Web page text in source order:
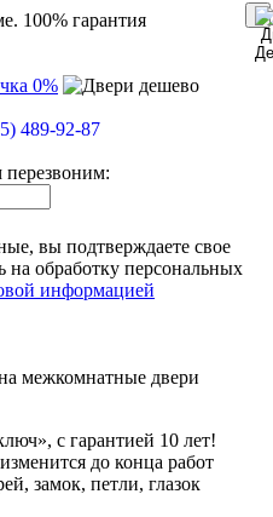
100% гарантия
0%
489-92-87
вы подтверждаете свое
на обработку персональных
информацией
межкомнатные двери
с гарантией 10 лет!
до конца работ
замок, петли, глазок